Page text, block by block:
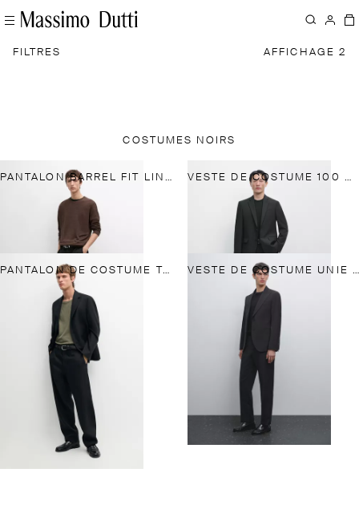
FILTRES AFFICHAGE 2
COSTUMES NOIRS
PANTALON BARREL FIT LIN TAILORING VESTE DE COSTUME 100 % LAINE FROIDE
PANTALON DE COSTUME TAILORING 100 % LIN VESTE DE COSTUME UNIE 100 % LAINE